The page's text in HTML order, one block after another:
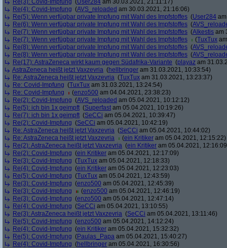
Re(3): Covid-Impfung (User284 am 30.03.2021, 21:11:17)
Re(4): Covid-Impfung (AVS_reloaded am 30.03.2021, 21:16:06)
Re(5): Wenn verfügbar private Impfung mit Wahl des Impfstoffes (User284
Re(6): Wenn verfügbar private Impfung mit Wahl des Impfstoffes (
Re(7): Wenn verfügbar private Impfung mit Wahl des Impfstoffes (Alkestis am
Re(7): Wenn verfügbar private Impfung mit Wahl des Impfstoffes
(TuxTux
Re(8): Wenn verfügbar private Impfung mit Wahl des Impfstoffes (
Re(8): Wenn verfügbar private Impfung mit Wahl des Impfstoffes (
Re(17): AstraZeneca wirkt kaum gegen Südafrika-Variante (playaz am
AstraZeneca heißt jetzt Vaxzevria (hellbringer am 31.03.2021, 10:33:54)
Re: AstraZeneca heißt jetzt Vaxzevria (TuxTux am 31.03.2021, 13:23:37)
Re: Covid-Impfung (TuxTux am 31.03.2021, 13:24:54)
Re: Covid-Impfung
(enzo500 am 04.04.2021, 23:38:23)
Re(2): Covid-Impfung (AVS_reloaded am 05.04.2021, 10:12:12)
Re(5): ich bin 1x geimpft (Superfast am 05.04.2021, 10:19:26)
Re(7): ich bin 1x geimpft (SeCCi am 05.04.2021, 10:39:47)
Re(2): Covid-Impfung (SeCCi am 05.04.2021, 10:42:19)
Re: AstraZeneca heißt jetzt Vaxzevria (SeCCi am 05.04.2021, 10:44:02)
Re: AstraZeneca heißt jetzt Vaxzevria
(ein Kritiker am 05.04.2021, 12:15:22)
Re(2): AstraZeneca heißt jetzt Vaxzevria (ein Kritiker am 05.04.2021,
Re(2): Covid-Impfung (ein Kritiker am 05.04.2021, 12:17:09)
Re(3): Covid-Impfung (TuxTux am 05.04.2021, 12:18:33)
Re(4): Covid-Impfung (ein Kritiker am 05.04.2021, 12:23:03)
Re(5): Covid-Impfung (TuxTux am 05.04.2021, 12:43:59)
Re(3): Covid-Impfung (enzo500 am 05.04.2021, 12:45:39)
Re(3): Covid-Impfung
(enzo500 am 05.04.2021, 12:46:19)
Re(3): Covid-Impfung (enzo500 am 05.04.2021, 12:47:14)
Re(4): Covid-Impfung (SeCCi am 05.04.2021, 13:10:55)
Re(3): AstraZeneca heißt jetzt Vaxzevria (SeCCi am 05.04.2021, 13:11:46)
Re(5): Covid-Impfung (enzo500 am 05.04.2021, 14:12:24)
Re(4): Covid-Impfung (ein Kritiker am 05.04.2021, 15:32:32)
Re(5): Covid-Impfung (Paulas_Papa am 05.04.2021, 15:40:27)
Re(4): Covid-Impfung (hellbringer am 05.04.2021, 16:30:56)